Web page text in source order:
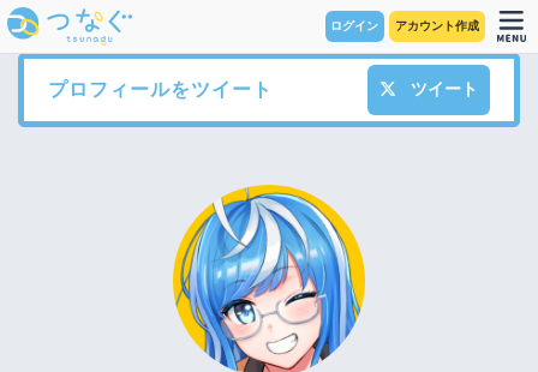
ログイン アカウント作成
プロフィールをツイート ツイート